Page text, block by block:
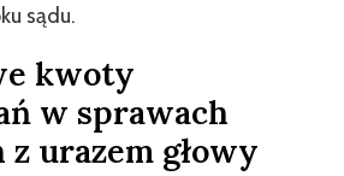
sądu.
kwoty
w sprawach
urazem głowy